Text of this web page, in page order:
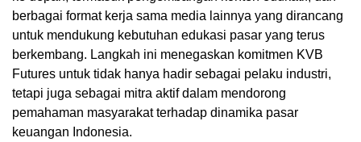
berbagai format kerja sama media lainnya yang dirancang
untuk mendukung kebutuhan edukasi pasar yang terus
berkembang. Langkah ini menegaskan komitmen KVB
Futures untuk tidak hanya hadir sebagai pelaku industri,
tetapi juga sebagai mitra aktif dalam mendorong
pemahaman masyarakat terhadap dinamika pasar
keuangan Indonesia.